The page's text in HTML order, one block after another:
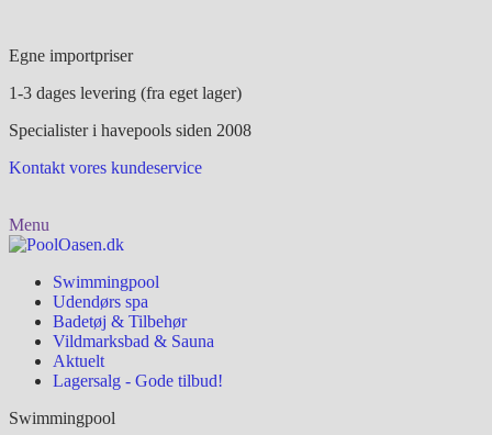
Egne importpriser
1-3 dages levering (fra eget lager)
Specialister i havepools siden 2008
Kontakt vores kundeservice
Menu
Swimmingpool
Udendørs spa
Badetøj & Tilbehør
Vildmarksbad & Sauna
Aktuelt
Lagersalg - Gode tilbud!
Swimmingpool